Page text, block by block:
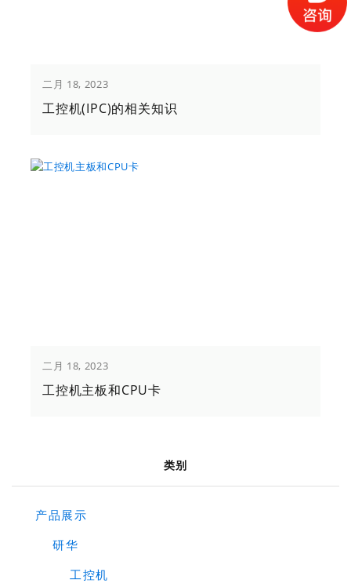
二月 18, 2023
工控机(IPC)的相关知识
二月 18, 2023
工控机主板和CPU卡
类别
产品展示
研华
工控机